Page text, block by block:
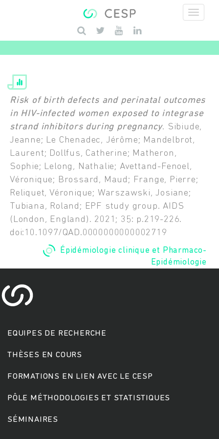
Saisissez vos mots-clés
Risk of birth defects and perinatal outcomes
in HIV-infected women exposed to integrase
strand inhibitors during pregnancy. Sibiude,
Jeanne; Le Chenadec, Jérôme; Mandelbrot,
Laurent; Dollfus, Catherine; Matheron,
Sophie; Lelong, Nathalie; Avettand-Fenoel,
Véronique; Brossard, Maud; Frange, Pierre;
Reliquet, Véronique; Warszawski, Josiane;
Tubiana, Roland; EPF study group. AIDS
(London, England). 2021; 35: p.219-226.
doi:10.1097/QAD.0000000000002719
Épidémiologie clinique et Pharmaco-
Epidémiologie
EQUIPES DE RECHERCHE
THÈSES EN COURS
FORMATIONS EN LIEN AVEC LE CESP
PÔLE MÉTHODOLOGIES ET STATISTIQUES
SÉMINAIRES